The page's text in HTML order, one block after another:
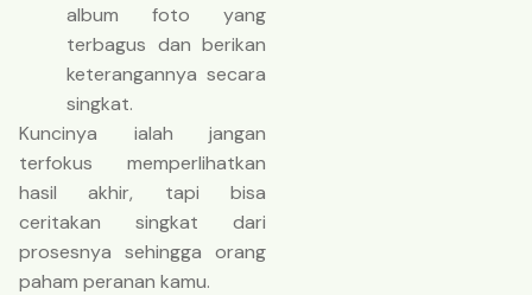
album foto yang
terbagus dan berikan
keterangannya secara
singkat.
Kuncinya ialah jangan
terfokus memperlihatkan
hasil akhir, tapi bisa
ceritakan singkat dari
prosesnya sehingga orang
paham peranan kamu.